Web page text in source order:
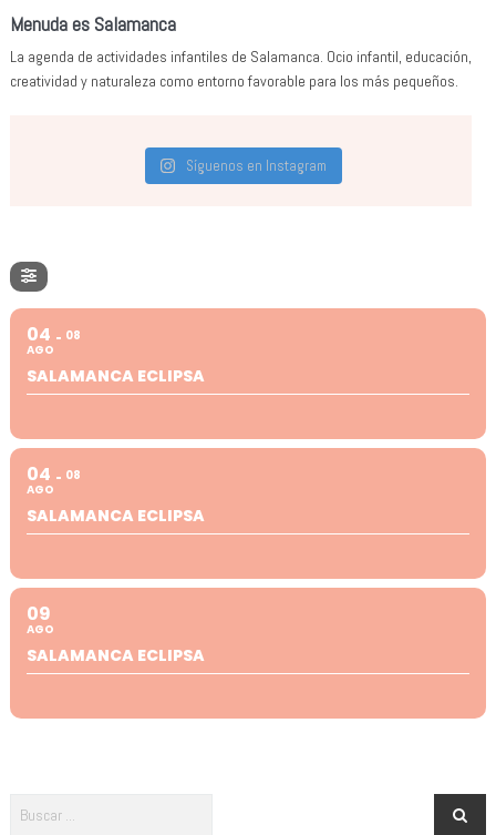
Menuda es Salamanca
La agenda de actividades infantiles de Salamanca. Ocio infantil, educación,
creatividad y naturaleza como entorno favorable para los más pequeños.
Síguenos en Instagram
04
AGO
08
SALAMANCA ECLIPSA
04
AGO
08
SALAMANCA ECLIPSA
09
AGO
SALAMANCA ECLIPSA